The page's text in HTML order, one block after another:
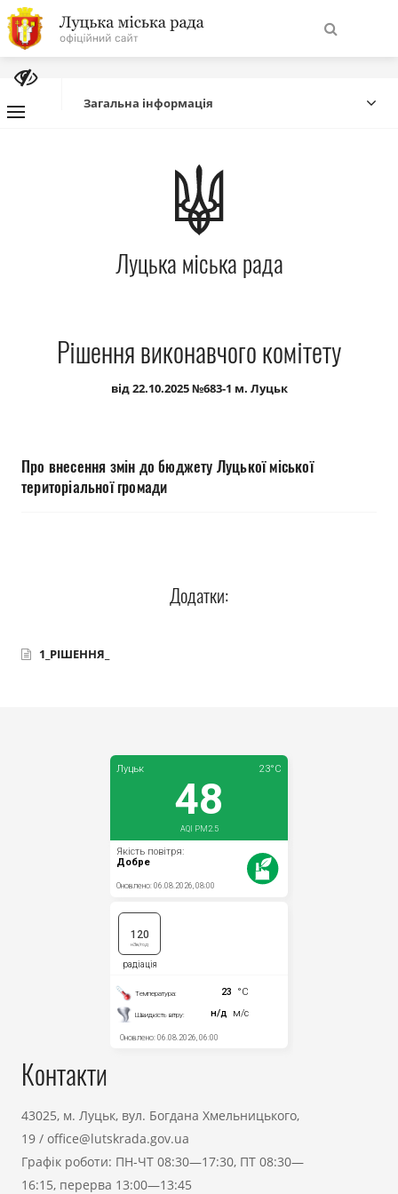
На
головну
Про місто
Міська влада
Міська рада
Публічна інформація
Документи
Загальна інформація
Луцька міська рада
Рішення виконавчого комітету
від 22.10.2025 №683-1 м. Луцьк
Про внесення змін до бюджету Луцької міської
територіальної громади
Додатки:
1_РІШЕННЯ_
Контакти
43025, м. Луцьк, вул. Богдана Хмельницького,
19 / office@lutskrada.gov.ua
Графік роботи: ПН-ЧТ 08:30—17:30, ПТ 08:30—
16:15, перерва 13:00—13:45